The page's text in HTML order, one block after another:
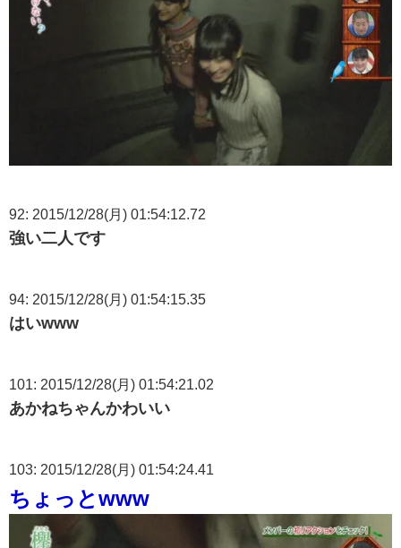
92: 2015/12/28(月) 01:54:12.72
強い二人です
94: 2015/12/28(月) 01:54:15.35
はいwww
101: 2015/12/28(月) 01:54:21.02
あかねちゃんかわいい
103: 2015/12/28(月) 01:54:24.41
ちょっとwww